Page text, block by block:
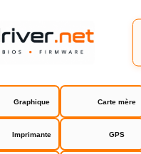
Graphique Carte mère
Imprimante GPS